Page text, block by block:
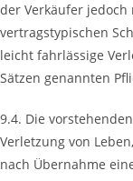
der Verkäufer
vertragstypischen
leicht fahrlässige
Sätzen genannten
9.4. Die
Verletzung von
nach Übernahme